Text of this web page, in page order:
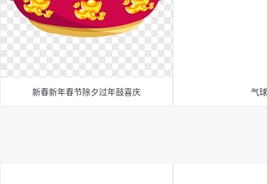
新春新年春节除夕过年鼓喜庆 气球